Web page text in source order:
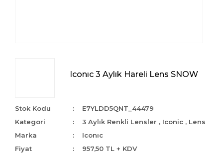
Iconıc 3 Aylık Hareli Lens SNOW
Stok Kodu
E7YLDD5QNT_44479
Kategori
3 Aylık Renkli Lensler , Iconic , Lens
Marka
Iconıc
Fiyat
957,50 TL + KDV